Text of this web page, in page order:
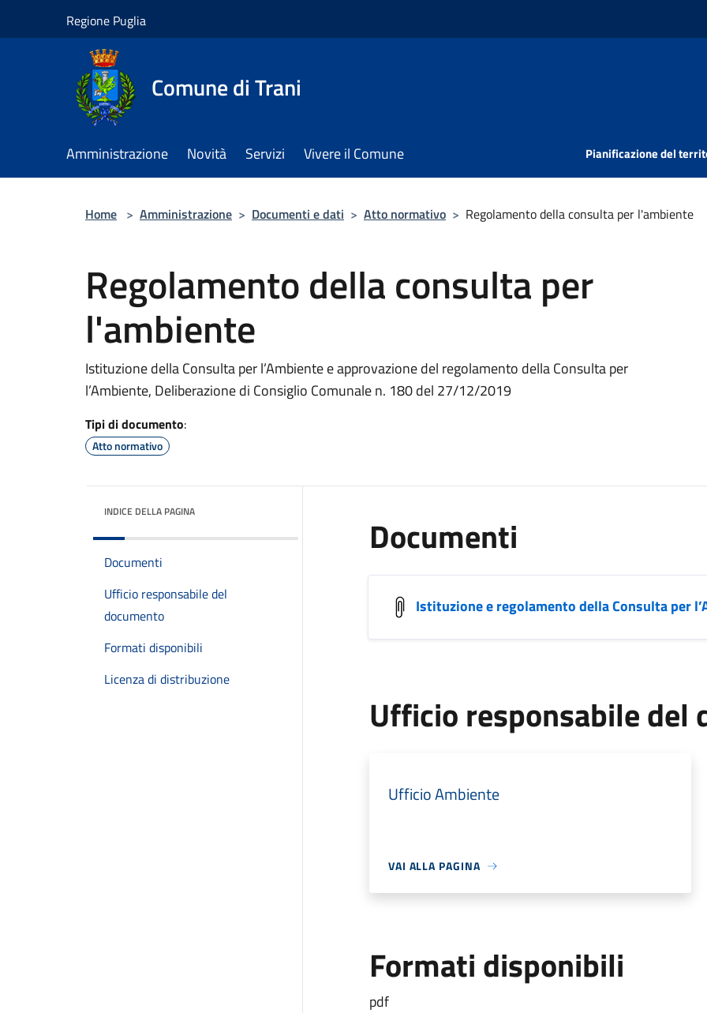
Regione Puglia
Comune di Trani
Amministrazione Novità Servizi Vivere il Comune Pianificazione del
Home > Amministrazione > Documenti e dati > Atto normativo > Regolamento della consulta per l'ambiente
Regolamento della consulta per
l'ambiente
Istituzione della Consulta per l’Ambiente e approvazione del regolamento della Consulta per
l’Ambiente, Deliberazione di Consiglio Comunale n. 180 del 27/12/2019
Tipi di documento:
Atto normativo
INDICE DELLA PAGINA
Documenti
Ufficio responsabile del
documento
Formati disponibili
Licenza di distribuzione
Documenti
Istituzione e regolamento della Consulta per
Ufficio responsabile del
Ufficio Ambiente
VAI ALLA PAGINA
Formati disponibili
pdf